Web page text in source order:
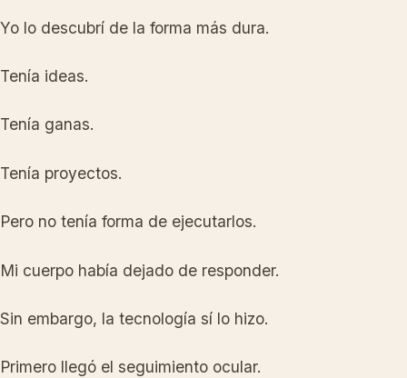
Yo lo descubrí de la forma más dura.
Tenía ideas.
Tenía ganas.
Tenía proyectos.
Pero no tenía forma de ejecutarlos.
Mi cuerpo había dejado de responder.
Sin embargo, la tecnología sí lo hizo.
Primero llegó el seguimiento ocular.